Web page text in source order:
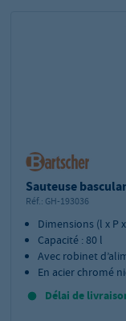
Sauteuse
Réf.: GH-193036
Dimensions (l x P
Capacité : 80 l
Avec robinet
En acier chromé
Délai de